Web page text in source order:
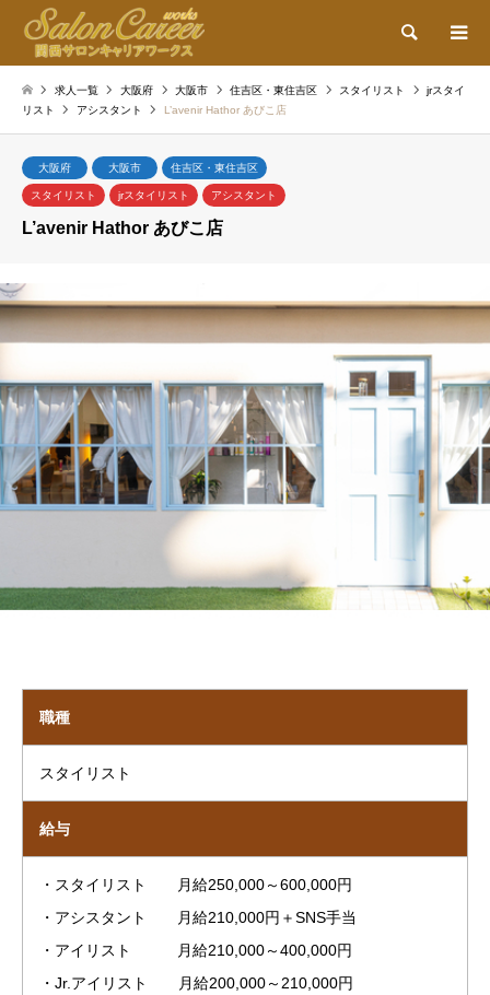
検索
求人一覧 大阪府 大阪市 住吉区・東住吉区 スタイリスト
jrスタイ
リスト
アシスタント L’avenir Hathor あびこ店
大阪府 大阪市 住吉区・東住吉区
スタイリスト jrスタイリスト アシスタント
L’avenir Hathor あびこ店
職種
スタイリスト
給与
・スタイリスト 月給250,000～600,000円
・アシスタント 月給210,000円＋SNS手当
・アイリスト 月給210,000～400,000円
・Jr.アイリスト 月給200,000～210,000円